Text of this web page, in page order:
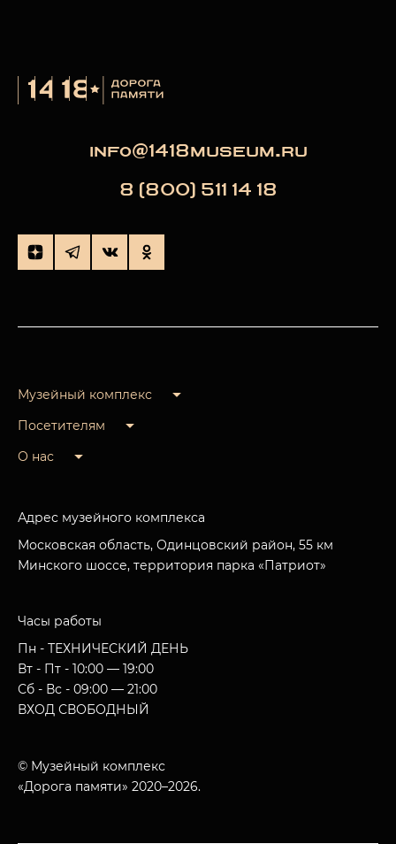
info@1418museum.ru
8 (800) 511 14 18
Музейный комплекс
Посетителям
О нас
Адрес музейного комплекса
Московская область, Одинцовский район, 55 км
Минского шоссе, территория парка «Патриот»
Часы работы
Пн - ТЕХНИЧЕСКИЙ ДЕНЬ
Вт - Пт - 10:00 — 19:00
Сб - Вс - 09:00 — 21:00
ВХОД СВОБОДНЫЙ
© Музейный комплекс
«Дорога памяти» 2020–2026.